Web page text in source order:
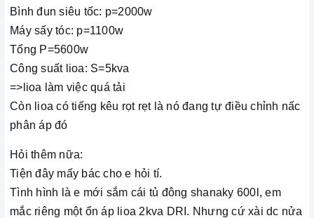
Bình đun siêu tốc: p=2000w
Máy sấy tóc: p=1100w
Tổng P=5600w
Công suất lioa: S=5kva
=>lioa làm việc quá tải
Còn lioa có tiếng kêu rọt rẹt là nó đang tự điều chỉnh nấc
phân áp đó
Hỏi thêm nữa:
Tiện đây mấy bác cho e hỏi tí.
Tình hình là e mới sắm cái tủ đông shanaky 600l, em
mắc riêng một ổn áp lioa 2kva DRI. Nhưng cứ xài dc nửa